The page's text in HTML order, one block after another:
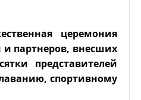
церемония
и партнеров, внесших
представителей
спортивному